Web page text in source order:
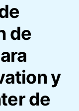
de
y
de